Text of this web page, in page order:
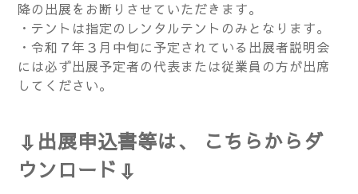
降の出展をお断りさせていただきます。
・テントは指定のレンタルテントのみとなります。
・令和７年３月中旬に予定されている出展者説明会
には必ず出展予定者の代表または従業員の方が出席
してください。
⇩出展申込書等は、 こちらからダ
ウンロード⇩